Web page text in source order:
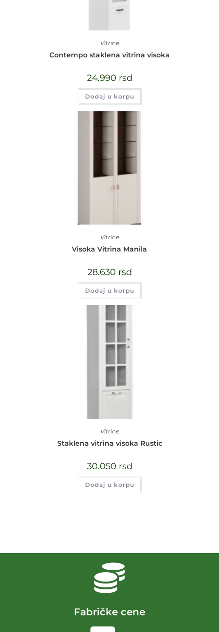
Vitrine
Contempo staklena vitrina visoka
24.990 rsd
Dodaj u korpu
Vitrine
Visoka Vitrina Manila
28.630 rsd
Dodaj u korpu
Vitrine
Staklena vitrina visoka Rustic
30.050 rsd
Dodaj u korpu
Fabričke cene